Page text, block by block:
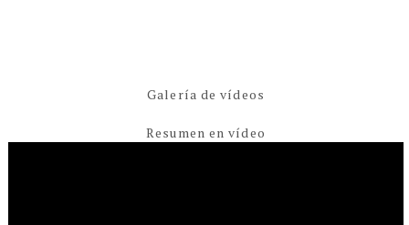
Galería de vídeos
Resumen en vídeo